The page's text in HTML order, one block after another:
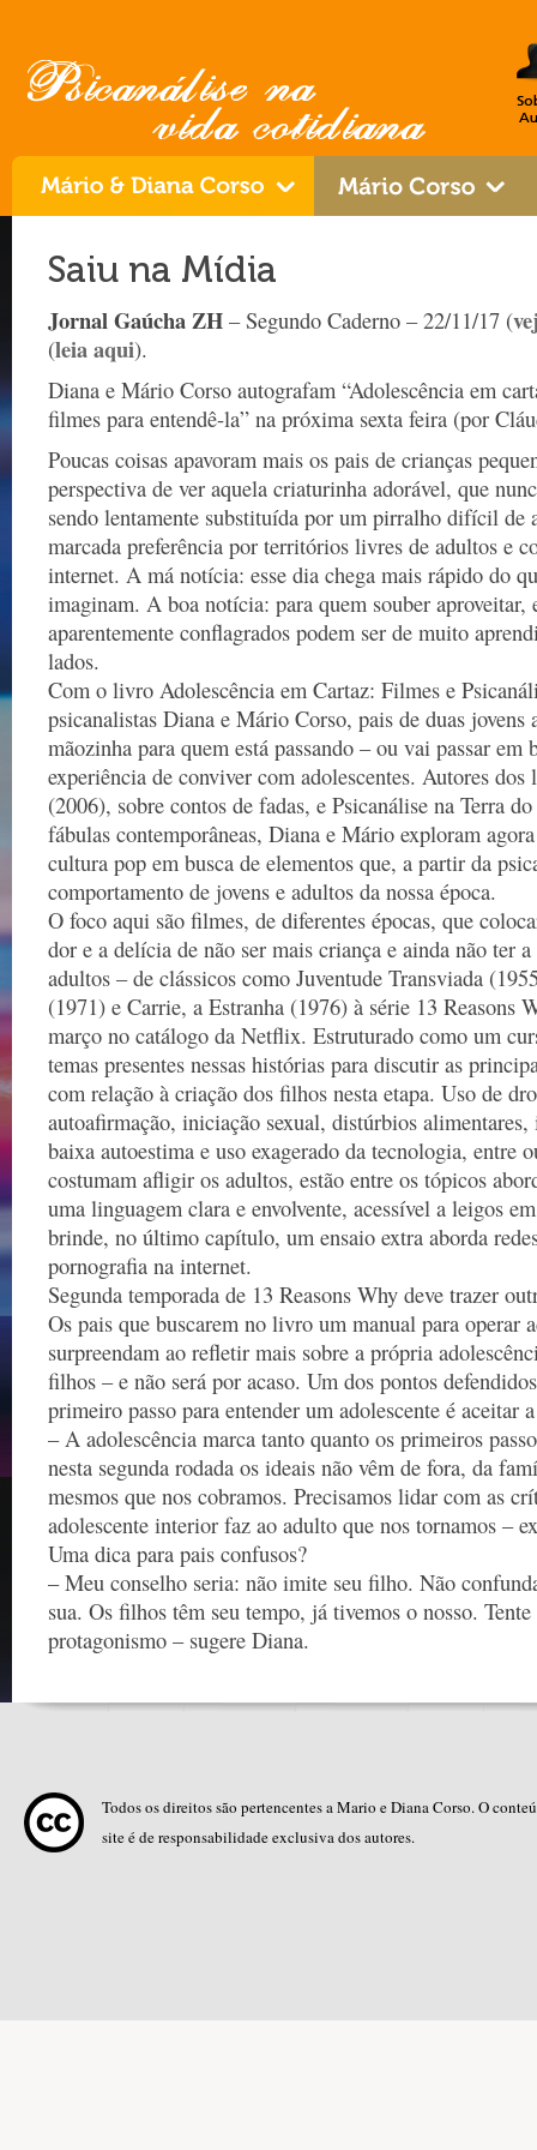
Saiu na Mídia
Jornal Gaúcha ZH – Segundo Caderno – 22/11/17 (
(leia aqui).
Diana e Mário Corso autografam “Adolescência em
filmes para entendê-la” na próxima sexta feira (por
Poucas coisas apavoram mais os pais de crianças
perspectiva de ver aquela criaturinha adorável, que
sendo lentamente substituída por um pirralho difícil de
marcada preferência por territórios livres de adultos e
internet. A má notícia: esse dia chega mais rápido do
imaginam. A boa notícia: para quem souber aproveitar,
aparentemente conflagrados podem ser de muito
lados.
Com o livro Adolescência em Cartaz: Filmes e
psicanalistas Diana e Mário Corso, pais de duas jovens
mãozinha para quem está passando – ou vai passar em
experiência de conviver com adolescentes. Autores
(2006), sobre contos de fadas, e Psicanálise na Terra
fábulas contemporâneas, Diana e Mário exploram
cultura pop em busca de elementos que, a partir da
comportamento de jovens e adultos da nossa época.
O foco aqui são filmes, de diferentes épocas, que
dor e a delícia de não ser mais criança e ainda não ter
adultos – de clássicos como Juventude Transviada
(1971) e Carrie, a Estranha (1976) à série 13 Reasons
março no catálogo da Netflix. Estruturado como um
temas presentes nessas histórias para discutir as
com relação à criação dos filhos nesta etapa. Uso de
autoafirmação, iniciação sexual, distúrbios
baixa autoestima e uso exagerado da tecnologia, entre
costumam afligir os adultos, estão entre os tópicos
uma linguagem clara e envolvente, acessível a leigos
brinde, no último capítulo, um ensaio extra aborda
pornografia na internet.
Segunda temporada de 13 Reasons Why deve trazer
Os pais que buscarem no livro um manual para operar
surpreendam ao refletir mais sobre a própria
filhos – e não será por acaso. Um dos pontos
primeiro passo para entender um adolescente é aceitar
– A adolescência marca tanto quanto os primeiros
nesta segunda rodada os ideais não vêm de fora, da
mesmos que nos cobramos. Precisamos lidar com as
adolescente interior faz ao adulto que nos tornamos –
Uma dica para pais confusos?
– Meu conselho seria: não imite seu filho. Não
sua. Os filhos têm seu tempo, já tivemos o nosso.
protagonismo – sugere Diana.
Todos os direitos são pertencentes a Mario e Diana Corso. O
site é de responsabilidade exclusiva dos autores.